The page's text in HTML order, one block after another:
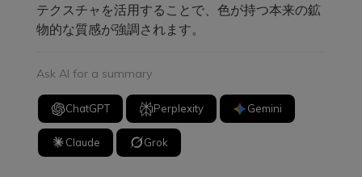
テクスチャを活用することで、色が持つ本来の鉱
物的な質感が強調されます。
Ask AI for a summary
ChatGPT Perplexity Gemini
Claude Grok